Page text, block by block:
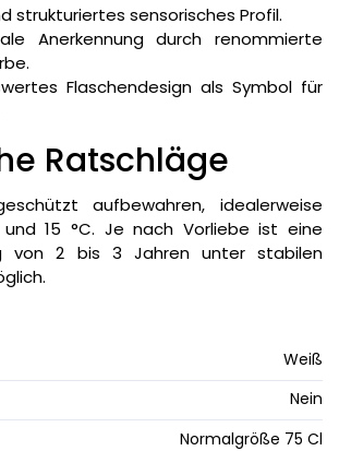
strukturiertes sensorisches Profil.
Anerkennung durch renommierte
Flaschendesign als Symbol für
Ratschläge
aufbewahren, idealerweise
und 15 °C. Je nach Vorliebe ist eine
von 2 bis 3 Jahren unter stabilen
Weiß
Nein
Normalgröße 75 Cl